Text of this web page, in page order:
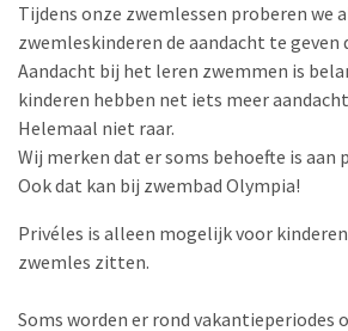
Tijdens onze zwemlessen proberen we
zwemleskinderen de aandacht te geven
Aandacht bij het leren zwemmen is
kinderen hebben net iets meer
Helemaal niet raar.
Wij merken dat er soms behoefte is aan
Ook dat kan bij zwembad Olympia!
Privéles is alleen mogelijk voor
zwemles zitten.
Soms worden er rond vakantieperiodes